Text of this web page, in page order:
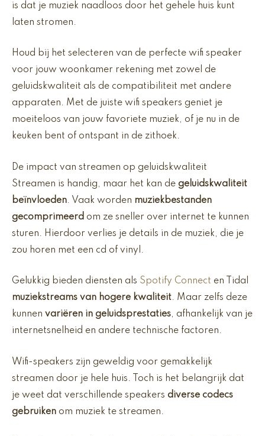
is dat je muziek naadloos door het gehele huis kunt
laten stromen.
Houd bij het selecteren van de perfecte wifi speaker
voor jouw woonkamer rekening met zowel de
geluidskwaliteit als de compatibiliteit met andere
apparaten. Met de juiste wifi speakers geniet je
moeiteloos van jouw favoriete muziek, of je nu in de
keuken bent of ontspant in de zithoek.
De impact van streamen op geluidskwaliteit
Streamen is handig, maar het kan de geluidskwaliteit
beïnvloeden. Vaak worden muziekbestanden
gecomprimeerd om ze sneller over internet te kunnen
sturen. Hierdoor verlies je details in de muziek, die je
zou horen met een cd of vinyl.
Gelukkig bieden diensten als Spotify Connect en Tidal
muziekstreams van hogere kwaliteit. Maar zelfs deze
kunnen variëren in geluidsprestaties, afhankelijk van je
internetsnelheid en andere technische factoren.
Wifi-speakers zijn geweldig voor gemakkelijk
streamen door je hele huis. Toch is het belangrijk dat
je weet dat verschillende speakers diverse codecs
gebruiken om muziek te streamen.